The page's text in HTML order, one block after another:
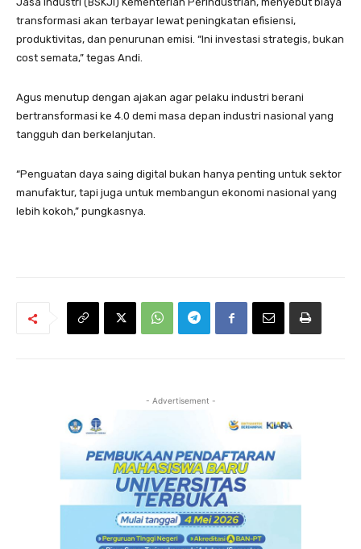
transformasi akan terbayar lewat peningkatan efisiensi,
produktivitas, dan penurunan emisi. “Ini investasi strategis, bukan
cost semata,” tegas Andi.
Agus menutup dengan ajakan agar pelaku industri berani
bertransformasi ke 4.0 demi masa depan industri nasional yang
tangguh dan berkelanjutan.
“Penguatan daya saing digital bukan hanya penting untuk sektor
manufaktur, tapi juga untuk membangun ekonomi nasional yang
lebih kokoh,” pungkasnya.
- Advertisement -